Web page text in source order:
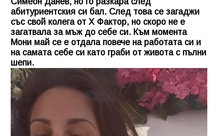
абитуриентския си бал. След това се загаджи
със свой колега от Х Фактор, но скоро не е
загатвала за мъж до себе си. Към момента
Мони май се е отдала повече на работата си и
на самата себе си като граби от живота с пълни
шепи.